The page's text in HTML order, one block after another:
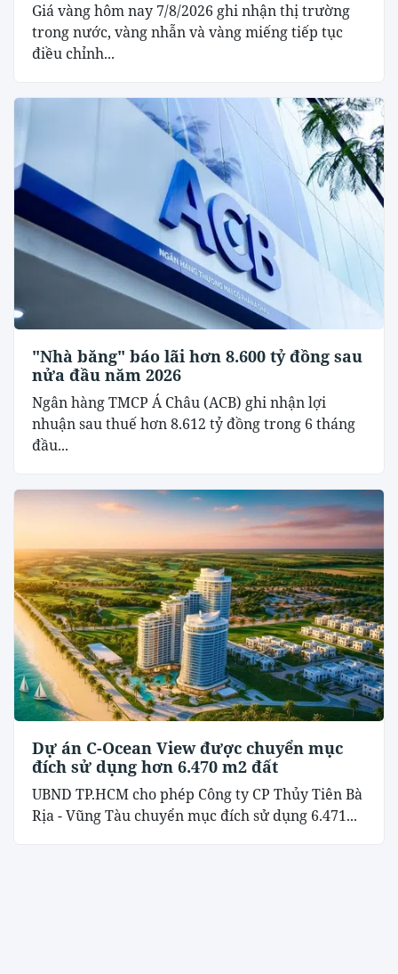
Giá vàng hôm nay 7/8/2026 ghi nhận thị trường
trong nước, vàng nhẫn và vàng miếng tiếp tục
điều chỉnh...
"Nhà băng" báo lãi hơn 8.600 tỷ đồng sau
nửa đầu năm 2026
Ngân hàng TMCP Á Châu (ACB) ghi nhận lợi
nhuận sau thuế hơn 8.612 tỷ đồng trong 6 tháng
đầu...
Dự án C-Ocean View được chuyển mục
đích sử dụng hơn 6.470 m2 đất
UBND TP.HCM cho phép Công ty CP Thủy Tiên Bà
Rịa - Vũng Tàu chuyển mục đích sử dụng 6.471...